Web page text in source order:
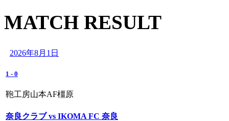
MATCH RESULT
2026年8月1日
1 - 0
鞄工房山本AF橿原
奈良クラブ vs IKOMA FC 奈良